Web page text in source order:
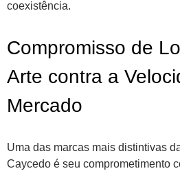
coexistência.
Compromisso de
Arte contra a
Mercado
Uma das marcas mais distintivas
Caycedo é seu comprometimento